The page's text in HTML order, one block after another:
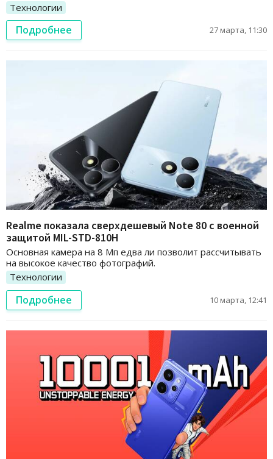
Технологии
Подробнее 27 марта, 11:30
Realme показала сверхдешевый Note 80 с военной
защитой MIL-STD-810H
Основная камера на 8 Мп едва ли позволит рассчитывать
на высокое качество фотографий.
Технологии
Подробнее 10 марта, 12:41